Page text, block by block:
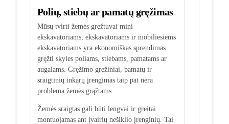
Polių, stiebų ar pamatų gręžimas
Mūsų tvirti žemės gręžtuvai mini
ekskavatoriams, ekskavatoriams ir mobiliesiems
ekskavatoriams yra ekonomiškas sprendimas
gręžti skyles poliams, stiebams, pamatams ar
augalams. Gręžimo gręžiniai, pamatų ir
sraigtinių inkarų įrengimas taip pat nėra
problema žemės grąžtams.
Žemės sraigtas gali būti lengvai ir greitai
montuojamas ant įvairių nešiklio įrenginių. Tai